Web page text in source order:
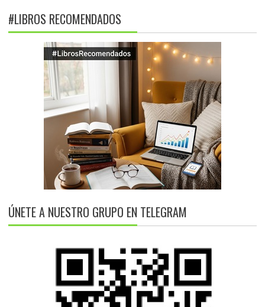
#LIBROS RECOMENDADOS
ÚNETE A NUESTRO GRUPO EN TELEGRAM